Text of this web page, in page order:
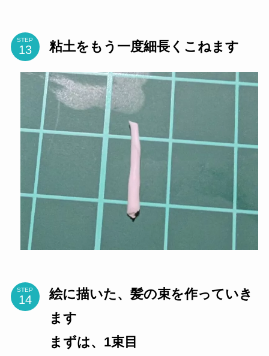
STEP 粘土をもう一度細長くこねます
STEP
絵に描いた、髪の束を作っていき
ます
まずは、1束目